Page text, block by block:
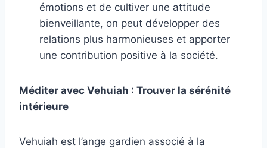
émotions et de cultiver une attitude
bienveillante, on peut développer des
relations plus harmonieuses et apporter
une contribution positive à la société.
Méditer avec Vehuiah : Trouver la sérénité
intérieure
Vehuiah est l’ange gardien associé à la